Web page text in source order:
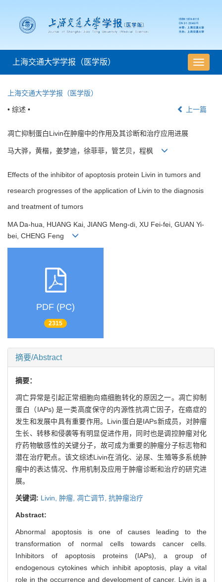
导
航
上海交通大学学报（医学版）
上海交通大学学报（医学版）
• 综述 • 上一篇
凋亡抑制蛋白Livin在肿瘤中的作用及其诊断和治疗应用进展
马大骅，黄楷，姜梦迪，徐菲菲，管艺贝，程枫
Effects of the inhibitor of apoptosis protein Livin in tumors and
research progresses of the application of Livin to the diagnosis
and treatment of tumors
MA Da-hua, HUANG Kai, JIANG Meng-di, XU Fei-fei, GUAN Yi-
bei, CHENG Feng
PDF (PC)
2315
摘要/Abstract
摘要：
凋亡异常是引起正常细胞向癌细胞转化的原因之一。凋亡抑制
蛋白（IAPs) 是一类高度保守的内源性抗凋亡因子，在癌症的
发生和发展中具有重要作用。Livin蛋白是IAPs新成员，对肿瘤
生长、转移和侵袭等有明显促进作用，同时也是调控肿瘤对化
疗药物敏感性的关键分子，故可成为重要的肿瘤分子标志物和
潜在治疗靶点。该文综述Livin在消化、泌尿、生殖等多系统肿
瘤中的表达情况、作用机制及应用于肿瘤诊断和治疗的研究进
展。
关键词: Livin, 肿瘤, 凋亡调节, 抗肿瘤治疗
Abstract:
Abnormal apoptosis is one of causes leading to the
transformation of normal cells towards cancer cells.
Inhibitors of apoptosis proteins (IAPs), a group of
endogenous cytokines which inhibit apoptosis, play a vital
role in the occurrence and development of cancer. Livin is a